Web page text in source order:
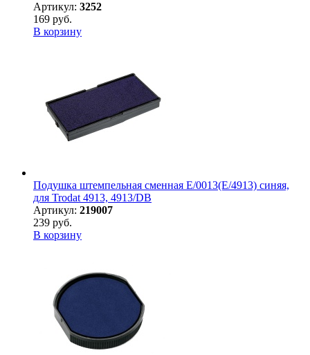
Артикул: 3252
169 руб.
В корзину
Подушка штемпельная сменная E/0013(E/4913) синяя,
для Trodat 4913, 4913/DB
Артикул: 219007
239 руб.
В корзину